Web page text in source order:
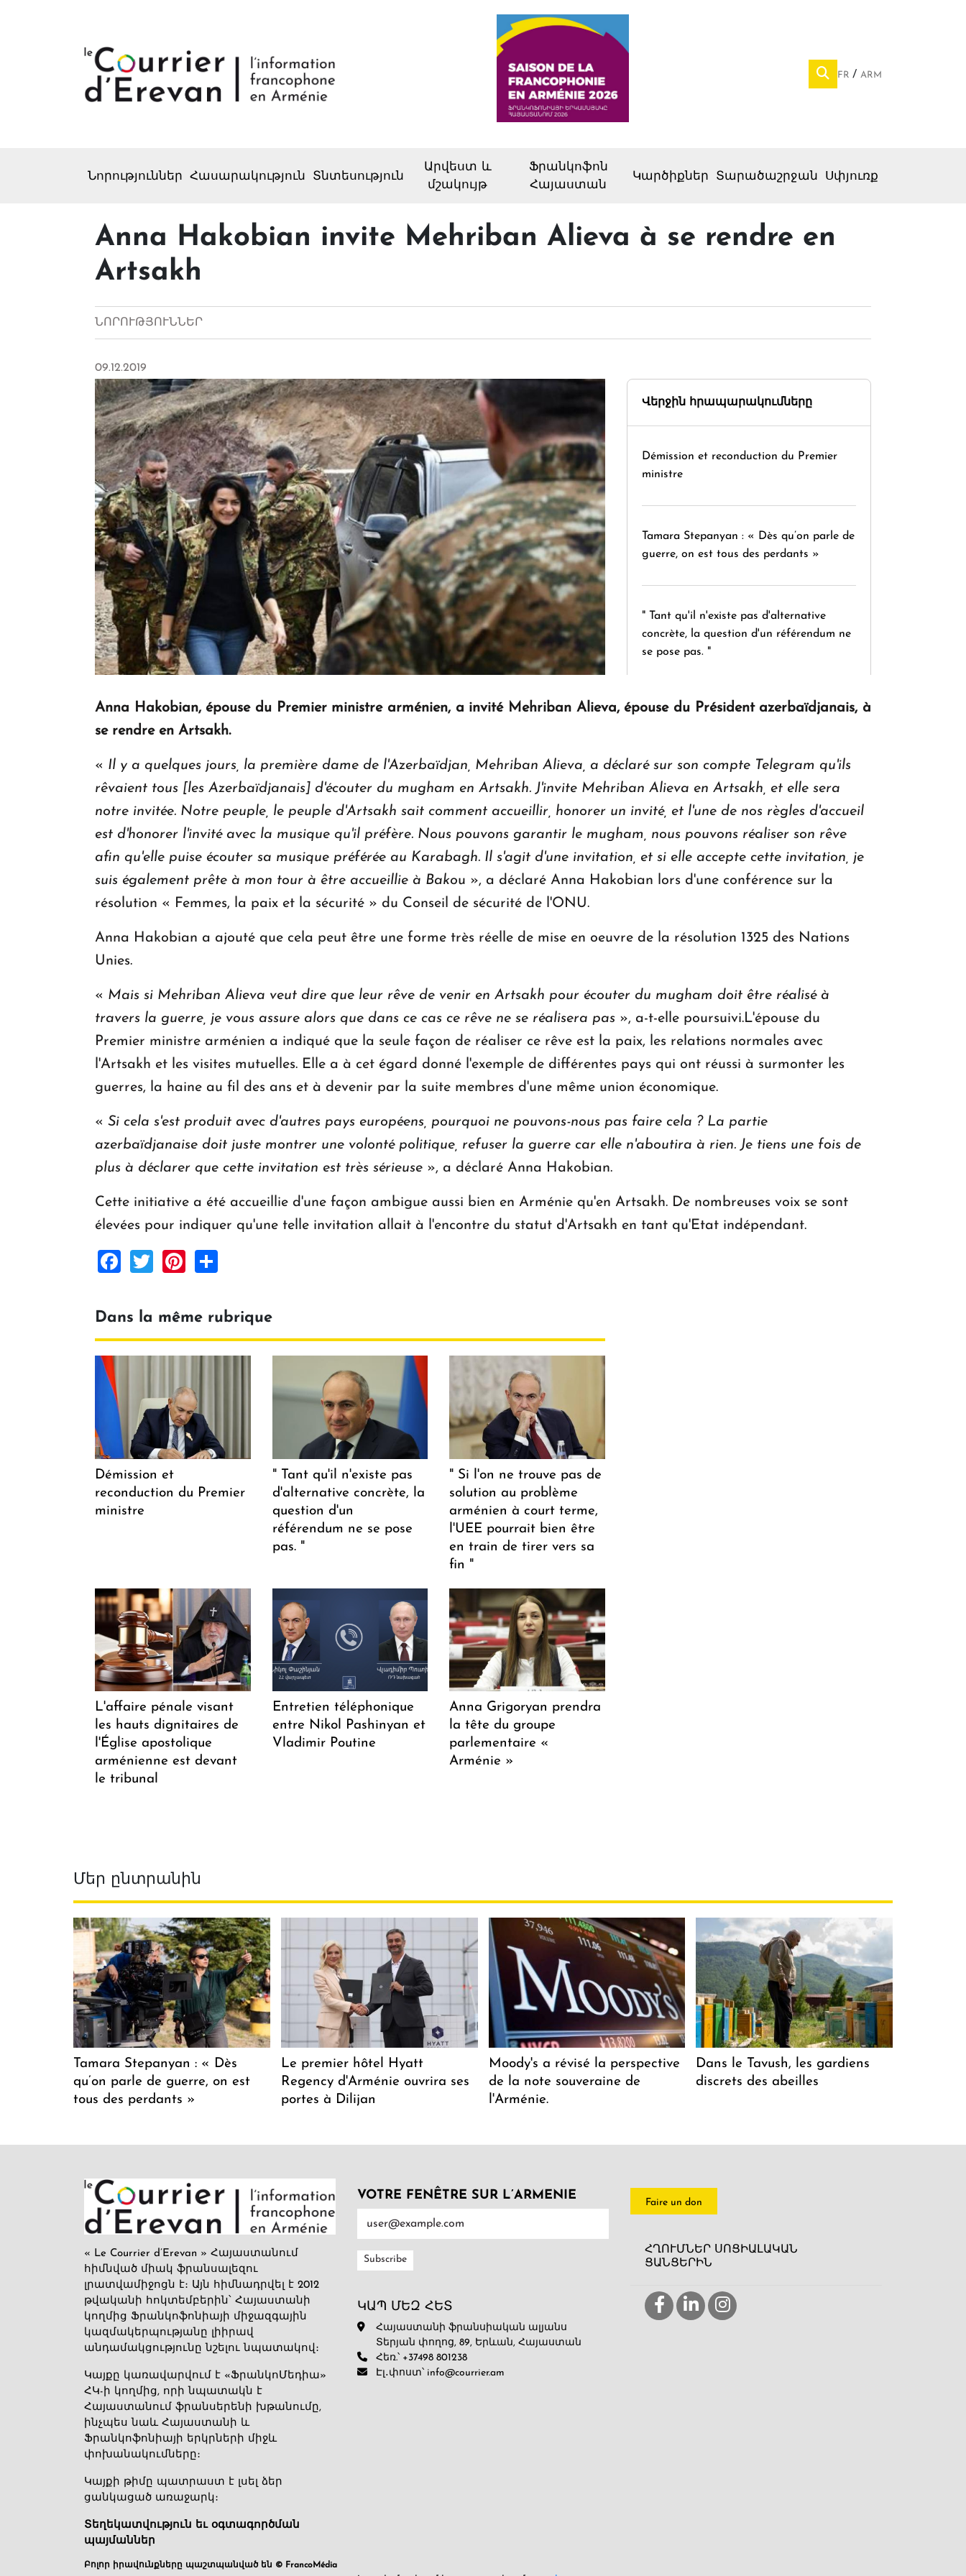
FR ARM
Նորություններ Հասարակություն Տնտեսություն
Արվեստ և
մշակույթ
Ֆրանկոֆոն
Հայաստան
Կարծիքներ Տարածաշրջան Սփյուռք
Anna Hakobian invite Mehriban Alieva à se rendre en
Artsakh
ՆՈՐՈՒԹՅՈՒՆՆԵՐ
09.12.2019
Վերջին հրապարակումները
Démission et reconduction du Premier
ministre
Tamara Stepanyan : « Dès qu’on parle de
guerre, on est tous des perdants »
" Tant qu'il n'existe pas d'alternative
concrète, la question d'un référendum ne
se pose pas. "
KASA : 30 ans d'audace, de résilience et
Le premier hôtel Hyatt Regency
d'Arménie ouvrira ses portes à Dilijan
Anna Hakobian, épouse du Premier ministre arménien, a invité Mehriban Alieva, épouse du Président azerbaïdjanais, à
se rendre en Artsakh.
« Il y a quelques jours, la première dame de l'Azerbaïdjan, Mehriban Alieva, a déclaré sur son compte Telegram qu'ils
rêvaient tous [les Azerbaïdjanais] d'écouter du mugham en Artsakh. J'invite Mehriban Alieva en Artsakh, et elle sera
notre invitée. Notre peuple, le peuple d'Artsakh sait comment accueillir, honorer un invité, et l'une de nos règles d'accueil
est d'honorer l'invité avec la musique qu'il préfère. Nous pouvons garantir le mugham, nous pouvons réaliser son rêve
afin qu'elle puise écouter sa musique préférée au Karabagh. Il s'agit d'une invitation, et si elle accepte cette invitation, je
suis également prête à mon tour à être accueillie à Bakou », a déclaré Anna Hakobian lors d'une conférence sur la
résolution « Femmes, la paix et la sécurité » du Conseil de sécurité de l'ONU.
Anna Hakobian a ajouté que cela peut être une forme très réelle de mise en oeuvre de la résolution 1325 des Nations
Unies.
« Mais si Mehriban Alieva veut dire que leur rêve de venir en Artsakh pour écouter du mugham doit être réalisé à
travers la guerre, je vous assure alors que dans ce cas ce rêve ne se réalisera pas », a-t-elle poursuivi.L'épouse du
Premier ministre arménien a indiqué que la seule façon de réaliser ce rêve est la paix, les relations normales avec
l'Artsakh et les visites mutuelles. Elle a à cet égard donné l'exemple de différentes pays qui ont réussi à surmonter les
guerres, la haine au fil des ans et à devenir par la suite membres d'une même union économique.
« Si cela s'est produit avec d'autres pays européens, pourquoi ne pouvons-nous pas faire cela ? La partie
azerbaïdjanaise doit juste montrer une volonté politique, refuser la guerre car elle n'aboutira à rien. Je tiens une fois de
plus à déclarer que cette invitation est très sérieuse », a déclaré Anna Hakobian.
Cette initiative a été accueillie d'une façon ambigue aussi bien en Arménie qu'en Artsakh. De nombreuses voix se sont
élevées pour indiquer qu'une telle invitation allait à l'encontre du statut d'Artsakh en tant qu'Etat indépendant.
Facebook
TwitterPinterest
Dans la même rubrique
Démission et
reconduction du Premier
ministre
" Tant qu'il n'existe pas
d'alternative concrète, la
question d'un
référendum ne se pose
pas. "
" Si l'on ne trouve pas de
solution au problème
arménien à court terme,
l'UEE pourrait bien être
en train de tirer vers sa
fin "
L'affaire pénale visant
les hauts dignitaires de
l'Église apostolique
arménienne est devant
le tribunal
Entretien téléphonique
entre Nikol Pashinyan et
Vladimir Poutine
Anna Grigoryan prendra
la tête du groupe
parlementaire «
Arménie »
Մեր ընտրանին
Tamara Stepanyan : « Dès
qu’on parle de guerre, on est
tous des perdants »
Le premier hôtel Hyatt
Regency d'Arménie ouvrira ses
portes à Dilijan
Moody's a révisé la perspective
de la note souveraine de
l'Arménie.
Dans le Tavush, les gardiens
discrets des abeilles
« Le Courrier d’Erevan » Հայաստանում
հիմնված միակ ֆրանսալեզու
լրատվամիջոցն է։ Այն հիմնադրվել է 2012
թվականի հոկտեմբերին՝ Հայաստանի
կողմից Ֆրանկոֆոնիայի միջազգային
կազմակերպությանը լիիրավ
անդամակցությունը նշելու նպատակով։
Կայքը կառավարվում է «ՖրանկոՄեդիա»
ՀԿ-ի կողմից, որի նպատակն է
Հայաստանում ֆրանսերենի խթանումը,
ինչպես նաև Հայաստանի և
Ֆրանկոֆոնիայի երկրների միջև
փոխանակումները։
Կայքի թիմը պատրաստ է լսել ձեր
ցանկացած առաջարկ։
Տեղեկատվություն եւ օգտագործման
պայմաններ
Բոլոր իրավունքները պաշտպանված են © FrancoMédia
VOTRE FENÊTRE SUR L’ARMENIE
ԿԱՊ ՄԵԶ ՀԵՏ
Հայաստանի ֆրանսիական ալյանս
Տերյան փողոց, 89, Երևան, Հայաստան
Հեռ.՝ +37498 801238
Էլ․փոստ՝ info@courrier.am
Faire un don
ՀՂՈՒՄՆԵՐ ՍՈՑԻԱԼԱԿԱՆ
ՑԱՆՑԵՐԻՆ